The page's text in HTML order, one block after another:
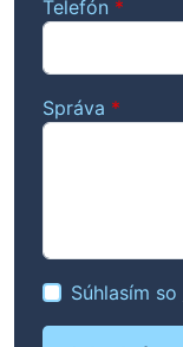
Telefón *
Správa *
Súhlasím so